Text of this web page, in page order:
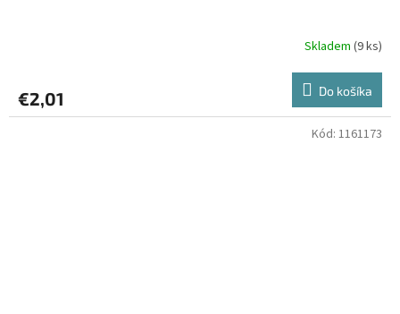
Skladem (9 ks)
€2,01 Do košíka
Kód: 1161173